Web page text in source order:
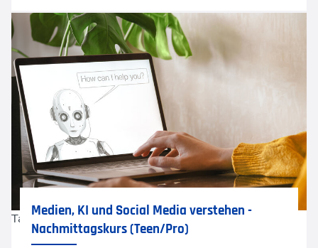
Tatiana Lavrova via GettyImages
Medien, KI und Social Media verstehen -
Nachmittagskurs (Teen/Pro)